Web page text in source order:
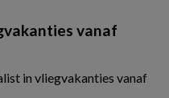
vanaf
in vliegvakanties vanaf